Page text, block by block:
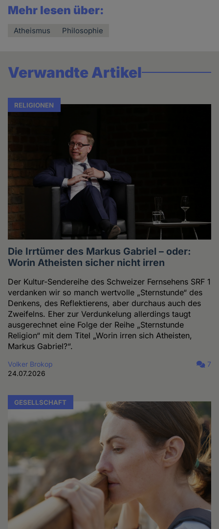
Mehr lesen über:
Atheismus Philosophie
Verwandte Artikel
RELIGIONEN
Die Irrtümer des Markus Gabriel – oder:
Worin Atheisten sicher nicht irren
Der Kultur-Sendereihe des Schweizer Fernsehens SRF 1
verdanken wir so manch wertvolle „Sternstunde“ des
Denkens, des Reflektierens, aber durchaus auch des
Zweifelns. Eher zur Verdunkelung allerdings taugt
ausgerechnet eine Folge der Reihe „Sternstunde
Religion“ mit dem Titel „Worin irren sich Atheisten,
Markus Gabriel?“.
Volker Brokop
24.07.2026
7
GESELLSCHAFT